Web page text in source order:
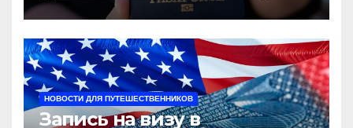
НОВОСТИ ДЛЯ ПУТЕШЕСТВЕННИКОВ
Запись на визу в